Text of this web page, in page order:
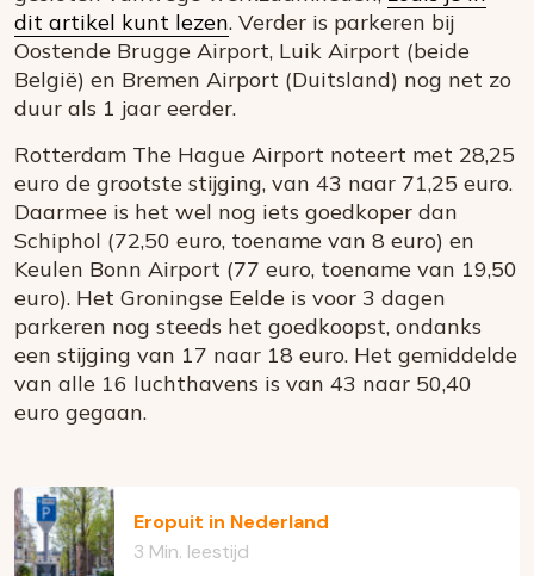
dit artikel kunt lezen. Verder is parkeren bij
Oostende Brugge Airport, Luik Airport (beide
België) en Bremen Airport (Duitsland) nog net zo
duur als 1 jaar eerder.
Rotterdam The Hague Airport noteert met 28,25
euro de grootste stijging, van 43 naar 71,25 euro.
Daarmee is het wel nog iets goedkoper dan
Schiphol (72,50 euro, toename van 8 euro) en
Keulen Bonn Airport (77 euro, toename van 19,50
euro). Het Groningse Eelde is voor 3 dagen
parkeren nog steeds het goedkoopst, ondanks
een stijging van 17 naar 18 euro. Het gemiddelde
van alle 16 luchthavens is van 43 naar 50,40
euro gegaan.
Eropuit in Nederland
3 Min. leestijd